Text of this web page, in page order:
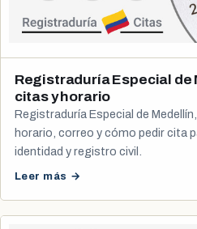
Registraduría Especial de
citas y horario
Registraduría Especial de
horario, correo y cómo pedir cita
identidad y registro civil.
Leer más →